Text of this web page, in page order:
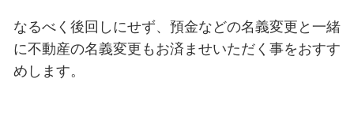
なるべく後回しにせず、預金などの名義変更と一緒
に不動産の名義変更も お済ませいただく事をおすす
めします。